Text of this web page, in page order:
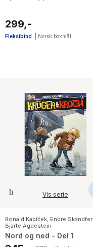
299,-
Fleksibind Norsk bokmål
Vis serie
Ronald Kabíček Endre Skandfer
Bjarte Agdestein
Nord og ned - Del 1